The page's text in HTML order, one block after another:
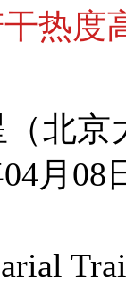
热度
北京
04月